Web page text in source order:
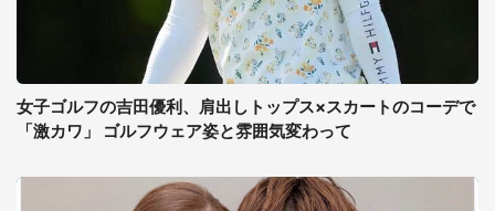
女子ゴルフの吉田優利、肩出しトップス×スカートのコーデで
「激カワ」 ゴルフウェア姿と雰囲気変わって